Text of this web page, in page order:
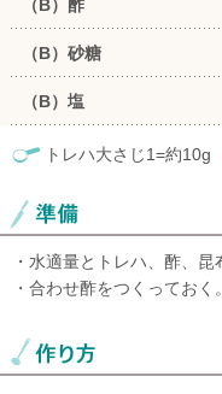
（B）酢
（B）砂糖
（B）塩
トレハ大さじ1=約10g
・水適量とトレハ、酢、昆
・合わせ酢をつくっておく。